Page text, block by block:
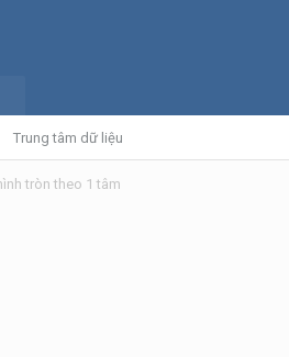
Trung tâm dữ liệu
tròn theo 1 tâm